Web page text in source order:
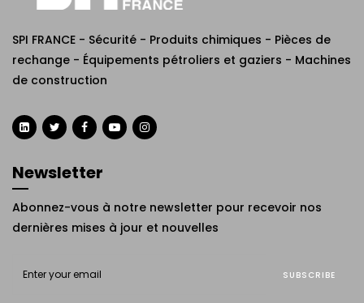
SPI FRANCE - Sécurité - Produits chimiques - Pièces de
rechange - Équipements pétroliers et gaziers - Machines
de construction
Newsletter
Abonnez-vous à notre newsletter pour recevoir nos
dernières mises à jour et nouvelles
SUBSCRIBE